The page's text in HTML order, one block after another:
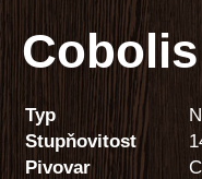
Typ
Stupňovitost
Pivovar